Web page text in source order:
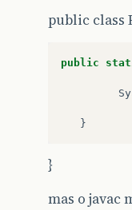
public
public
}
}
mas o javac